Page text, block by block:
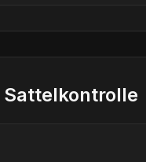
Sattelkontrolle